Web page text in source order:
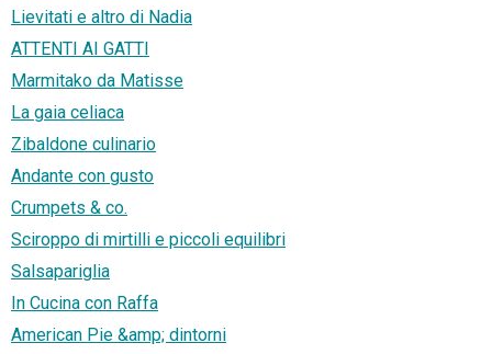
Lievitati e altro di Nadia
ATTENTI AI GATTI
Marmitako da Matisse
La gaia celiaca
Zibaldone culinario
Andante con gusto
Crumpets & co.
Sciroppo di mirtilli e piccoli equilibri
Salsapariglia
In Cucina con Raffa
American Pie &amp; dintorni